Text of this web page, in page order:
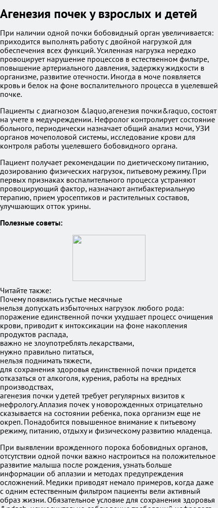
Агенезия почек у взрослых и детей
При наличии одной почки бобовидный орган увеличивается:
приходится выполнять работу с двойной нагрузкой для
обеспечения всех функций. Усиленная нагрузка нередко
провоцирует нарушение процессов в естественном фильтре,
повышение артериального давления, задержку жидкости в
организме, развитие отечности. Иногда в моче появляется
кровь и белок на фоне воспалительного процесса в уцелевшей
почке.
Пациенты с диагнозом &laquo,агенезия почки&raquo, состоят
на учете в медучреждении. Нефролог контролирует состояние
больного, периодически назначает общий анализ мочи, УЗИ
органов мочеполовой системы, исследование крови для
контроля работы уцелевшего бобовидного органа.
Пациент получает рекомендации по диетическому питанию,
дозированию физических нагрузок, питьевому режиму. При
первых признаках воспалительного процесса устраняют
провоцирующий фактор, назначают антибактериальную
терапию, прием уросептиков и растительных составов,
улучшающих отток урины.
Полезные советы:
Читайте также:
Почему появились густые месячные
нельзя допускать избыточных нагрузок любого рода:
поражение единственной почки ухудшает процесс очищения
крови, приводит к интоксикации на фоне накопления
продуктов распада,
важно не злоупотреблять лекарствами,
нужно правильно питаться,
нельзя поднимать тяжести,
для сохранения здоровья единственной почки придется
отказаться от алкоголя, курения, работы на вредных
производствах,
агенезия почки у детей требует регулярных визитов к
нефрологу. Аплазия почек у новорожденных отрицательно
сказывается на состоянии ребенка, пока организм еще не
окреп. Понадобится повышенное внимание к питьевому
режиму, питанию, отдыху и физическому развитию младенца.
При выявлении врожденного порока бобовидных органов,
отсутствии одной почки важно настроиться на положительное
развитие малыша после рождения, узнать больше
информации об аплазии и методах предупреждения
осложнений. Медики приводят немало примеров, когда даже
с одним естественным фильтром пациенты вели активный
образ жизни. Обязательное условие для сохранения здоровья